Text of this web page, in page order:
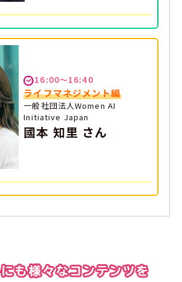
16:00～16:40
ライフマネジメント編
一般社団法人Women AI
Initiative Japan
國本 知里 さん